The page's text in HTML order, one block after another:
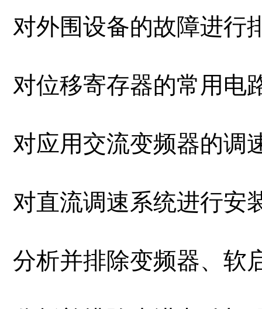
对外围设备的故障进行
对位移寄存器的常用电
对应用交流变频器的调
对直流调速系统进行安
分析并排除变频器、软